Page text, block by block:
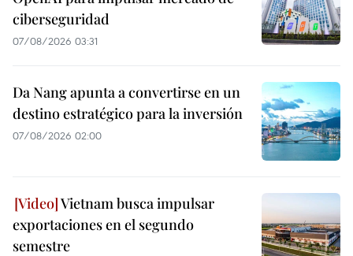
ciberseguridad
07/08/2026 03:31
Da Nang apunta a convertirse en un
destino estratégico para la inversión
07/08/2026 02:00
Vietnam busca impulsar
exportaciones en el segundo
semestre